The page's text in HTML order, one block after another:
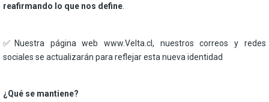
reafirmando lo que nos define
✅Nuestra página web www.Velta.cl, nuestros correos y redes
sociales se actualizarán para reflejar esta nueva identidad
¿Qué se mantiene?